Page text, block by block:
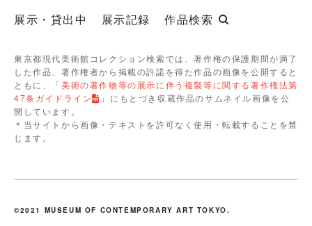
展示・貸出中
展示記録 作品検索
東京都現代美術館コレクション検索では、著作権の保護期間が満了
した作品、著作権者から掲載の許諾を得た作品の画像を公開すると
ともに、「美術の著作物等の展示に伴う複製等に関する著作権法第
47条ガイドライン
」にもとづき収蔵作品のサムネイル画像を公
開しています。
＊当サイトから画像・テキストを許可なく使用・転載することを禁
じます。
©2021 MUSEUM OF CONTEMPORARY ART TOKYO.